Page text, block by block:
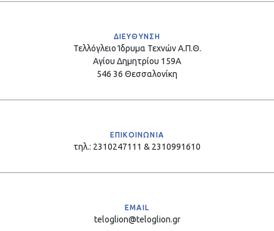
ΔΙΕΥΘΥΝΣΗ
Τελλόγλειο Ίδρυμα Τεχνών Α.Π.Θ.
Αγίου Δημητρίου 159Α
546 36 Θεσσαλονίκη
ΕΠΙΚΟΙΝΩΝΙΑ
τηλ.: 2310247111 & 2310991610
EMAIL
teloglion@teloglion.gr